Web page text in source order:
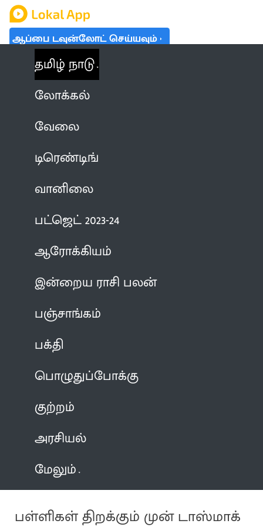
ஆப்பை டவுன்லோட் செய்யவும்
தமிழ் நாடு
லோக்கல்
வேலை
டிரெண்டிங்
வானிலை
பட்ஜெட் 2023-24
ஆரோக்கியம்
இன்றைய ராசி பலன்
பஞ்சாங்கம்
பக்தி
பொழுதுப்போக்கு
குற்றம்
அரசியல்
மேலும்
பள்ளிகள் திறக்கும் முன் டாஸ்மாக்